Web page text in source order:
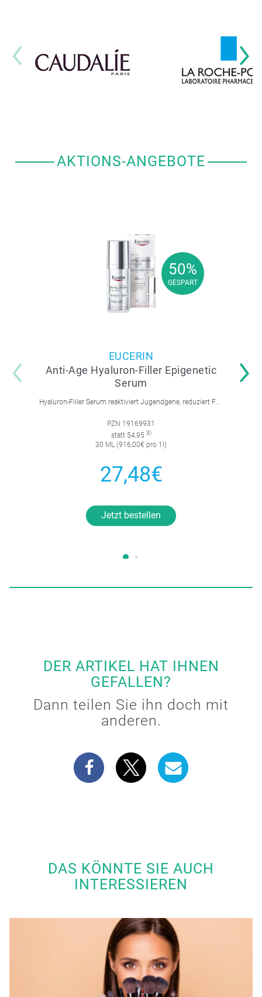
AKTIONS-ANGEBOTE
50%
GESPART
50%
GESPART
EUCERIN
Anti-Age Hyaluron-Filler Epigenetic
Serum
Hyaluron-Filler Serum reaktiviert Jugendgene, reduziert Falten und feine Linien, spendet intensive Feuchtigkeit und strafft die Gesichtskonturen.
PZN 19169931
statt 54,95 3)
30 ML (916,00€ pro 1l)
27,48€
Jetzt bestellen
DER ARTIKEL HAT IHNEN
GEFALLEN?
Dann teilen Sie ihn doch mit
anderen.
DAS KÖNNTE SIE AUCH
INTERESSIEREN